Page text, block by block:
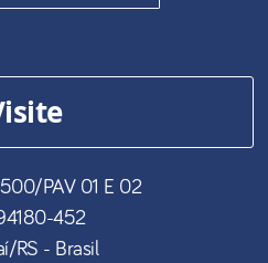
PAV 01 E 02
452
/RS - Brasil